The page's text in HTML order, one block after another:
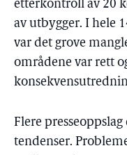
etterkontroll av 20
av utbygger. I hele
var det grove
områdene var rett
Flere
tendenser.